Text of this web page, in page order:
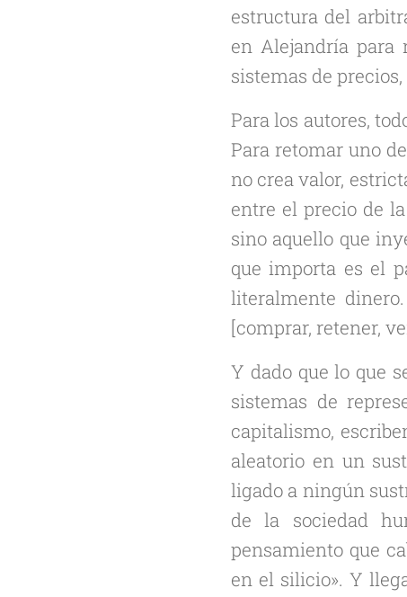
estructura del
en Alejandría para
sistemas de
Para los autores,
Para retomar uno
no crea valor,
entre el precio de
sino aquello que
que importa es el
literalmente
[comprar, retener,
Y dado que lo que
sistemas de
capitalismo,
aleatorio en un
ligado a ningún
de la sociedad
pensamiento que
en el silicio». Y